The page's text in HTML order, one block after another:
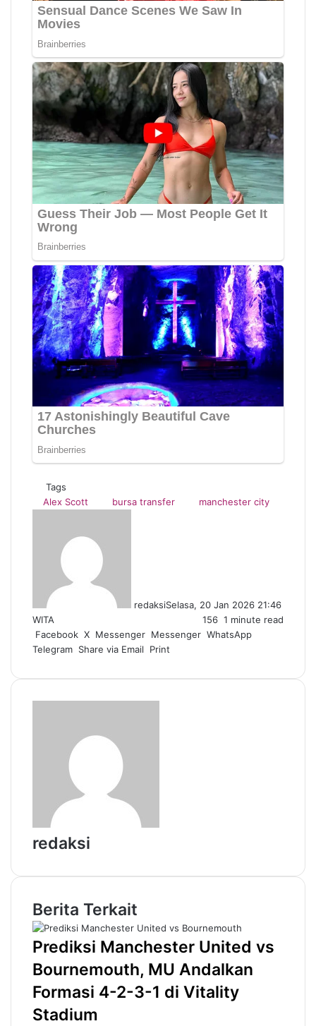
Tags
Alex Scott
bursa transfer manchester city
redaksiSelasa, 20 Jan 2026 21:46
WITA
156 1 minute read
Facebook X Messenger Messenger WhatsApp
Telegram Share via Email Print
redaksi
Berita Terkait
Prediksi Manchester United vs
Bournemouth, MU Andalkan
Formasi 4-2-3-1 di Vitality
Stadium